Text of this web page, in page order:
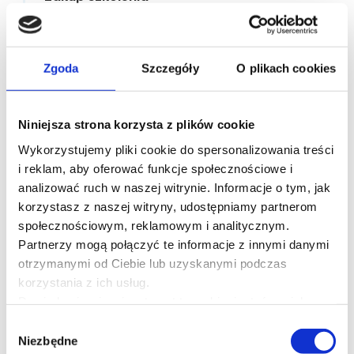
Zgoda Szczegóły O plikach cookies
Niniejsza strona korzysta z plików cookie
Wykorzystujemy pliki cookie do spersonalizowania treści
i reklam, aby oferować funkcje społecznościowe i
analizować ruch w naszej witrynie. Informacje o tym, jak
korzystasz z naszej witryny, udostępniamy partnerom
społecznościowym, reklamowym i analitycznym.
Partnerzy mogą połączyć te informacje z innymi danymi
otrzymanymi od Ciebie lub uzyskanymi podczas
korzystania z ich usług.
przetwarzamy dane osobowe w ramach
zgody
Niezbędne
Uzyskanie dostępu do materiałów
Krok 3:
pierwsze pytania
Krok 4:
Szkolenie stacjonarne
Krok 5:
Utrwal zdobytą wiedzę